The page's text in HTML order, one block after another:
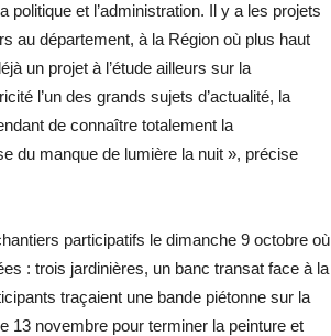
et l’administration. Il y a les projets
au département, à la Région où plus haut
un projet à l’étude ailleurs sur la
l’un des grands sujets d’actualité, la
de connaître totalement la
du manque de lumière la nuit », précise
participatifs le dimanche 9 octobre où
: trois jardinières, un banc transat face à la
traçaient une bande piétonne sur la
13 novembre pour terminer la peinture et